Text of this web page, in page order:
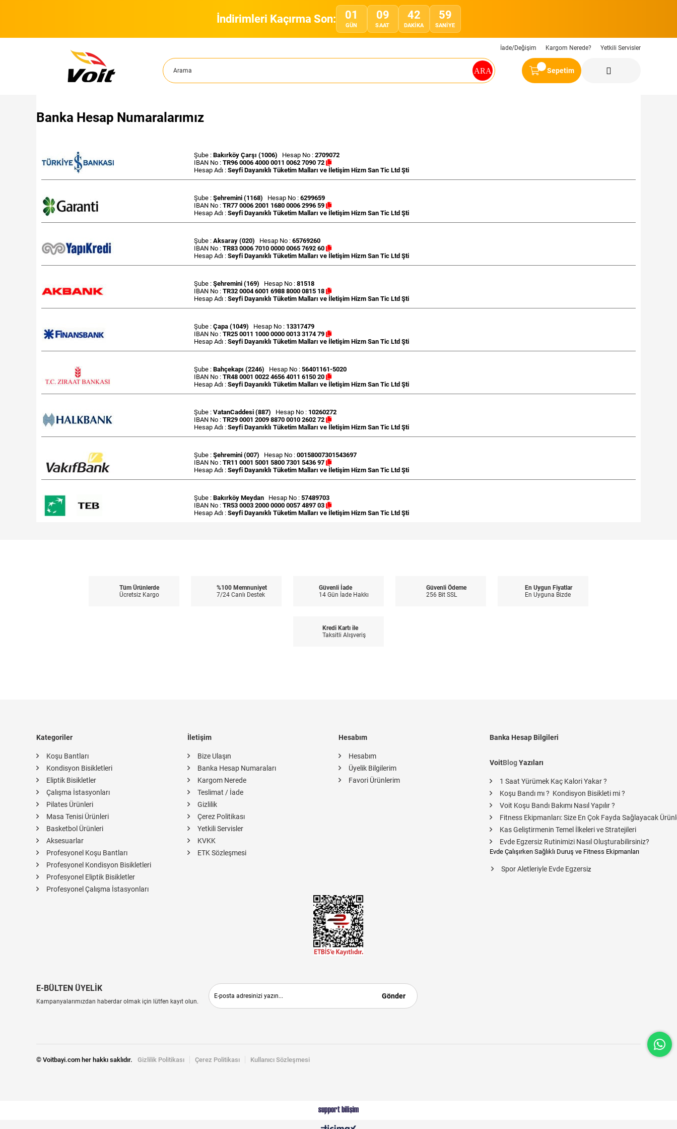
İndirimleri Kaçırma Son: 01
GÜN
09
SAAT
42
DAKIKA
59
SANIYE
İade/Değişim Kargom Nerede? Yetkili Servisler
Sepetim
Banka Hesap Numaralarımız
Şube : Bakırköy Çarşı (1006) Hesap No : 2709072
IBAN No : TR96 0006 4000 0011 0062 7090 72
Hesap Adı : Seyfi Dayanıklı Tüketim Malları ve İletişim Hizm San Tic Ltd Şti
Şube : Şehremini (1168) Hesap No : 6299659
IBAN No : TR77 0006 2001 1680 0006 2996 59
Hesap Adı : Seyfi Dayanıklı Tüketim Malları ve İletişim Hizm San Tic Ltd Şti
Şube : Aksaray (020) Hesap No : 65769260
IBAN No : TR83 0006 7010 0000 0065 7692 60
Hesap Adı : Seyfi Dayanıklı Tüketim Malları ve İletişim Hizm San Tic Ltd Şti
Şube : Şehremini (169) Hesap No : 81518
IBAN No : TR32 0004 6001 6988 8000 0815 18
Hesap Adı : Seyfi Dayanıklı Tüketim Malları ve İletişim Hizm San Tic Ltd Şti
Şube : Çapa (1049) Hesap No : 13317479
IBAN No : TR25 0011 1000 0000 0013 3174 79
Hesap Adı : Seyfi Dayanıklı Tüketim Malları ve İletişim Hizm San Tic Ltd Şti
Şube : Bahçekapı (2246) Hesap No : 56401161-5020
IBAN No : TR48 0001 0022 4656 4011 6150 20
Hesap Adı : Seyfi Dayanıklı Tüketim Malları ve İletişim Hizm San Tic Ltd Şti
Şube : VatanCaddesi (887) Hesap No : 10260272
IBAN No : TR29 0001 2009 8870 0010 2602 72
Hesap Adı : Seyfi Dayanıklı Tüketim Malları ve İletişim Hizm San Tic Ltd Şti
Şube : Şehremini (007) Hesap No : 00158007301543697
IBAN No : TR11 0001 5001 5800 7301 5436 97
Hesap Adı : Seyfi Dayanıklı Tüketim Malları ve İletişim Hizm San Tic Ltd Şti
Şube : Bakırköy Meydan Hesap No : 57489703
IBAN No : TR53 0003 2000 0000 0057 4897 03
Hesap Adı : Seyfi Dayanıklı Tüketim Malları ve İletişim Hizm San Tic Ltd Şti
Tüm Ürünlerde
Ücretsiz Kargo
%100 Memnuniyet
7/24 Canlı Destek
Güvenli İade
14 Gün İade Hakkı
Güvenli Ödeme
256 Bit SSL
En Uygun Fiyatlar
En Uyguna Bizde
Kredi Kartı ile
Taksitli Alışveriş
Kategoriler
Koşu Bantları
Kondisyon Bisikletleri
Eliptik Bisikletler
Çalışma İstasyonları
Pilates Ürünleri
Masa Tenisi Ürünleri
Basketbol Ürünleri
Aksesuarlar
Profesyonel Koşu Bantları
Profesyonel Kondisyon Bisikletleri
Profesyonel Eliptik Bisikletler
Profesyonel Çalışma İstasyonları
İletişim
Bize Ulaşın
Banka Hesap Numaraları
Kargom Nerede
Teslimat / İade
Gizlilik
Çerez Politikası
Yetkili Servisler
KVKK
ETK Sözleşmesi
Hesabım
Hesabım
Üyelik Bilgilerim
Favori Ürünlerim
Banka Hesap Bilgileri
VoitBlogYazıları
1 Saat Yürümek Kaç Kalori Yakar ?
Koşu Bandı mı ? Kondisyon Bisikleti mi ?
Voit Koşu Bandı Bakımı Nasıl Yapılır ?
Fitness Ekipmanları: Size En Çok Fayda Sağlayacak
Kas Geliştirmenin Temel İlkeleri ve Stratejileri
Evde Egzersiz Rutinimizi Nasıl Oluşturabilirsiniz?
Evde Çalışırken Sağlıklı Duruş ve Fitness Ekipmanları
Spor Aletleriyle Evde Egzersiz
E-BÜLTEN ÜYELİK
Kampanyalarımızdan haberdar olmak için lütfen kayıt olun.
Gönder
© Voitbayi.com her hakkı saklıdır. Gizlilik Politikası Çerez Politikası Kullanıcı Sözleşmesi